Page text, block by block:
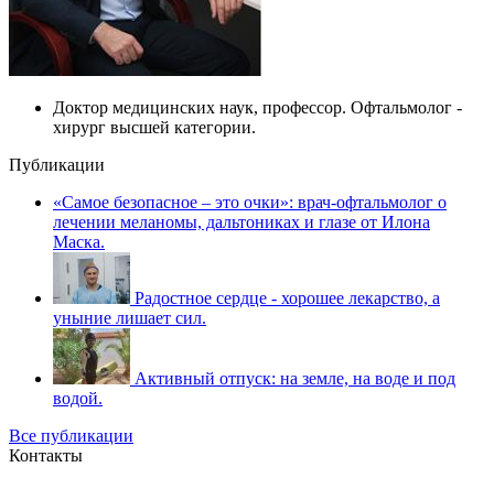
Доктор медицинских наук, профессор. Офтальмолог -
хирург высшей категории.
Публикации
«Самое безопасное – это очки»: врач-офтальмолог о
лечении меланомы, дальтониках и глазе от Илона
Маска.
Радостное сердце - хорошее лекарство, а
уныние лишает сил.
Активный отпуск: на земле, на воде и под
водой.
Все публикации
Контакты